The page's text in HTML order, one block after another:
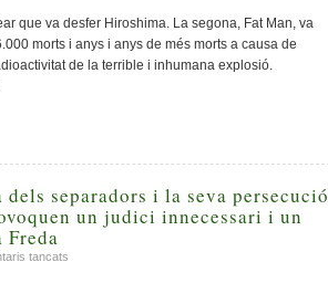
per
una
violència
inhumana
que va desfer Hiroshima. La segona, Fat Man, va
morts i anys i anys de més morts a causa de
de la terrible i inhumana explosió.
separadors i la seva persecució
un judici innecessari i un
tancats